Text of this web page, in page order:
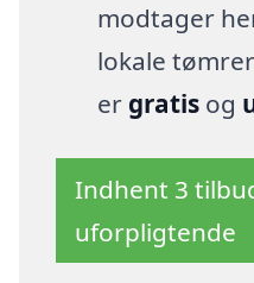
modtager
lokale
er gratisog
Indhent 3
uforpligtende